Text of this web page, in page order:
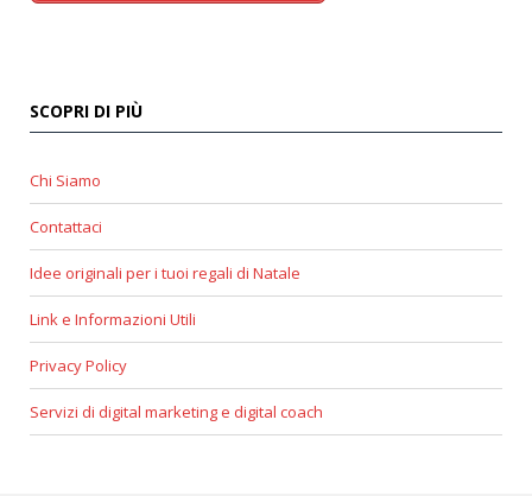
SCOPRI DI PIÙ
Chi Siamo
Contattaci
Idee originali per i tuoi regali di Natale
Link e Informazioni Utili
Privacy Policy
Servizi di digital marketing e digital coach